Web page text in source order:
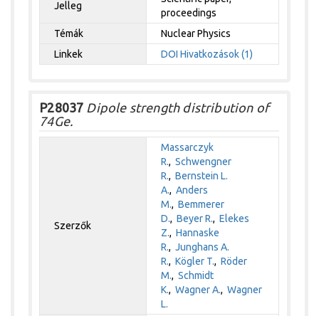
Jelleg
proceedings
Témák
Nuclear Physics
Linkek
DOI Hivatkozások (1)
P28037 Dipole strength distribution of
74Ge.
Szerzők
Massarczyk
R.,Schwengner
R.,Bernstein L.
A.,Anders
M.,Bemmerer
D.,Beyer R.,Elekes
Z.,Hannaske
R.,Junghans A.
R.,Kögler T.,Röder
M.,Schmidt
K.,Wagner A.,Wagner
L.